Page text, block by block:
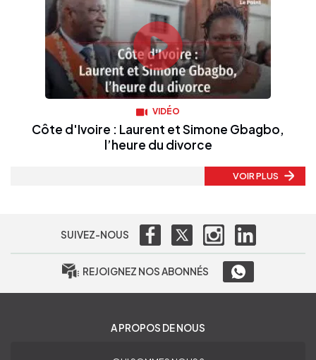
VIDÉO
Côte d'Ivoire : Laurent et Simone Gbagbo,
l’heure du divorce
VOIR PLUS
SUIVEZ-NOUS
REJOIGNEZ NOS ABONNÉS
A PROPOS DE NOUS